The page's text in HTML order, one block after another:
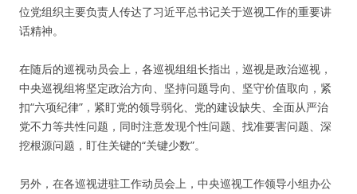
位党组织主要负责人传达了习近平总书记关于巡视工作的重要讲
话精神。
在随后的巡视动员会上，各巡视组组长指出，巡视是政治巡视，
中央巡视组将坚定政治方向、坚持问题导向、坚守价值取向，紧
扣“六项纪律”，紧盯党的领导弱化、党的建设缺失、全面从严治
党不力等共性问题，同时注意发现个性问题、找准要害问题、深
挖根源问题，盯住关键的“关键少数”。
另外，在各巡视进驻工作动员会上，中央巡视工作领导小组办公